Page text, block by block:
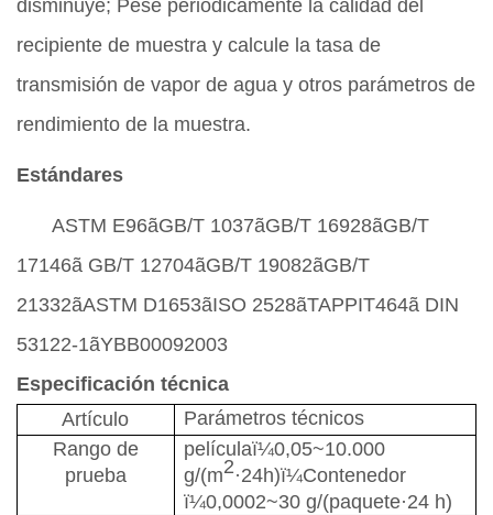
disminuye; Pese periódicamente la calidad del
recipiente de muestra y calcule la tasa de
transmisión de vapor de agua y otros parámetros de
rendimiento de la muestra.
Estándares
ASTM E96ãGB/T 1037ãGB/T 16928ãGB/T
17146ã GB/T 12704ãGB/T 19082ãGB/T
21332ãASTM D1653ãISO 2528ãTAPPIT464ã DIN
53122-1ãYBB00092003
Especificación técnica
Artículo
Parámetros técnicos
Rango de
prueba
películaï¼0,05~10.000
g/(m2·24h)ï¼Contenedor
ï¼0,0002~30 g/(paquete·24 h)